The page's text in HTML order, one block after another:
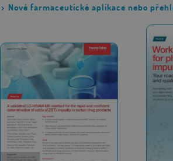
Nové farmaceutické aplikace nebo